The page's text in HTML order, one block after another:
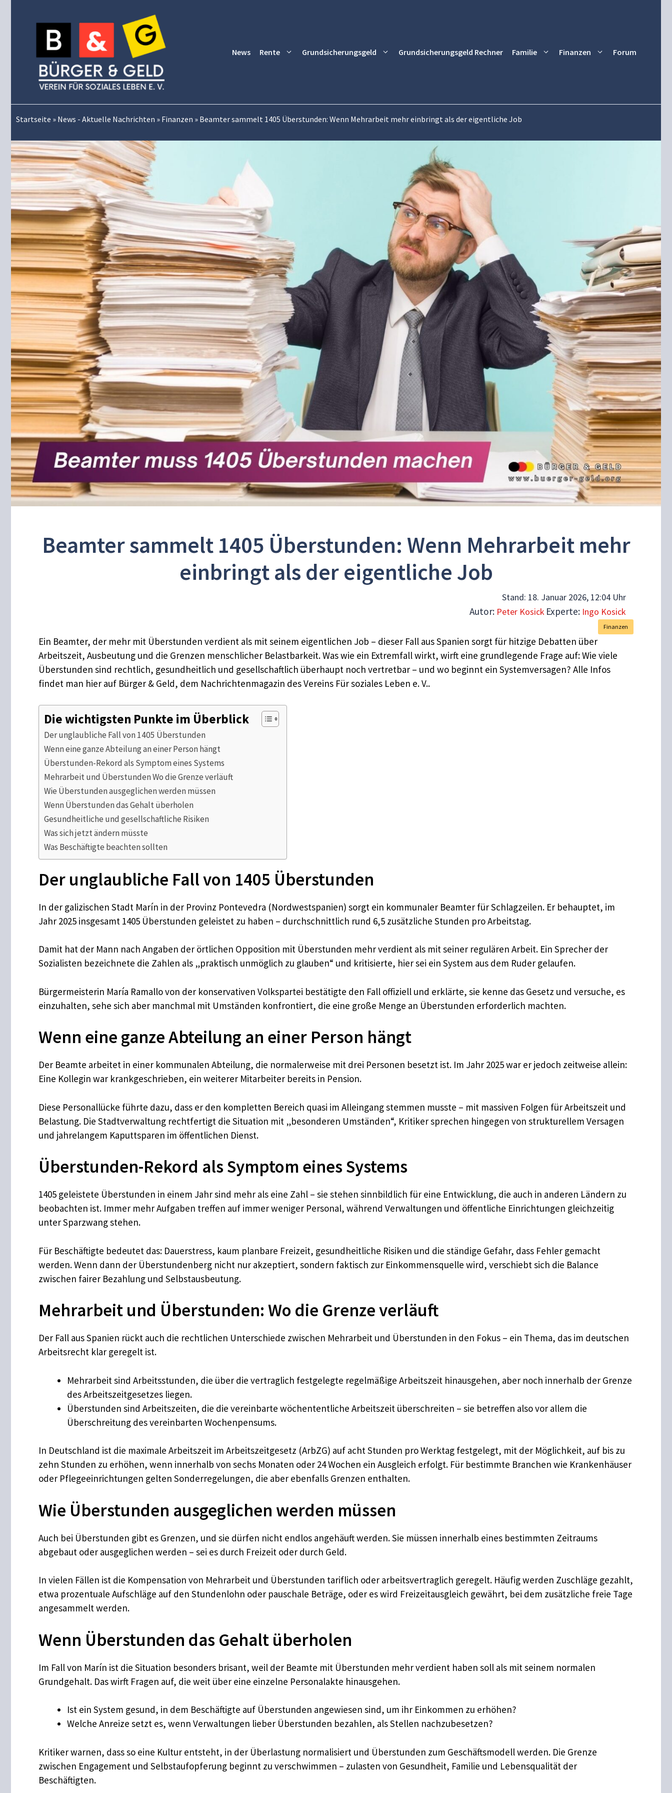
News Rente Grundsicherungsgeld Grundsicherungsgeld Rechner Familie Finanzen Forum
Startseite » News - Aktuelle Nachrichten » Finanzen » Beamter sammelt 1405 Überstunden: Wenn Mehrarbeit mehr einbringt als der eigentliche Job
Beamter sammelt 1405 Überstunden: Wenn Mehrarbeit mehr
einbringt als der eigentliche Job
Stand: 18. Januar 2026, 12:04 Uhr
Autor: Peter Kosick Experte: Ingo Kosick
Finanzen
Ein Beamter, der mehr mit Überstunden verdient als mit seinem eigentlichen Job – dieser Fall aus Spanien sorgt für hitzige Debatten über
Arbeitszeit, Ausbeutung und die Grenzen menschlicher Belastbarkeit. Was wie ein Extremfall wirkt, wirft eine grundlegende Frage auf: Wie viele
Überstunden sind rechtlich, gesundheitlich und gesellschaftlich überhaupt noch vertretbar – und wo beginnt ein Systemversagen? Alle Infos
findet man hier auf Bürger & Geld, dem Nachrichtenmagazin des Vereins Für soziales Leben e. V..
Die wichtigsten Punkte im Überblick
Der unglaubliche Fall von 1405 Überstunden
Wenn eine ganze Abteilung an einer Person hängt
Überstunden-Rekord als Symptom eines Systems
Mehrarbeit und Überstunden Wo die Grenze verläuft
Wie Überstunden ausgeglichen werden müssen
Wenn Überstunden das Gehalt überholen
Gesundheitliche und gesellschaftliche Risiken
Was sich jetzt ändern müsste
Was Beschäftigte beachten sollten
Der unglaubliche Fall von 1405 Überstunden
In der galizischen Stadt Marín in der Provinz Pontevedra (Nordwestspanien) sorgt ein kommunaler Beamter für Schlagzeilen. Er behauptet, im
Jahr 2025 insgesamt 1405 Überstunden geleistet zu haben – durchschnittlich rund 6,5 zusätzliche Stunden pro Arbeitstag.
Damit hat der Mann nach Angaben der örtlichen Opposition mit Überstunden mehr verdient als mit seiner regulären Arbeit. Ein Sprecher der
Sozialisten bezeichnete die Zahlen als „praktisch unmöglich zu glauben“ und kritisierte, hier sei ein System aus dem Ruder gelaufen.
Bürgermeisterin María Ramallo von der konservativen Volkspartei bestätigte den Fall offiziell und erklärte, sie kenne das Gesetz und versuche, es
einzuhalten, sehe sich aber manchmal mit Umständen konfrontiert, die eine große Menge an Überstunden erforderlich machten.
Wenn eine ganze Abteilung an einer Person hängt
Der Beamte arbeitet in einer kommunalen Abteilung, die normalerweise mit drei Personen besetzt ist. Im Jahr 2025 war er jedoch zeitweise allein:
Eine Kollegin war krankgeschrieben, ein weiterer Mitarbeiter bereits in Pension.
Diese Personallücke führte dazu, dass er den kompletten Bereich quasi im Alleingang stemmen musste – mit massiven Folgen für Arbeitszeit und
Belastung. Die Stadtverwaltung rechtfertigt die Situation mit „besonderen Umständen“, Kritiker sprechen hingegen von strukturellem Versagen
und jahrelangem Kaputtsparen im öffentlichen Dienst.
Überstunden-Rekord als Symptom eines Systems
1405 geleistete Überstunden in einem Jahr sind mehr als eine Zahl – sie stehen sinnbildlich für eine Entwicklung, die auch in anderen Ländern zu
beobachten ist. Immer mehr Aufgaben treffen auf immer weniger Personal, während Verwaltungen und öffentliche Einrichtungen gleichzeitig
unter Sparzwang stehen.
Für Beschäftigte bedeutet das: Dauerstress, kaum planbare Freizeit, gesundheitliche Risiken und die ständige Gefahr, dass Fehler gemacht
werden. Wenn dann der Überstundenberg nicht nur akzeptiert, sondern faktisch zur Einkommensquelle wird, verschiebt sich die Balance
zwischen fairer Bezahlung und Selbstausbeutung.
Mehrarbeit und Überstunden: Wo die Grenze verläuft
Der Fall aus Spanien rückt auch die rechtlichen Unterschiede zwischen Mehrarbeit und Überstunden in den Fokus – ein Thema, das im deutschen
Arbeitsrecht klar geregelt ist.
Mehrarbeit sind Arbeitsstunden, die über die vertraglich festgelegte regelmäßige Arbeitszeit hinausgehen, aber noch innerhalb der Grenze
des Arbeitszeitgesetzes liegen.
Überstunden sind Arbeitszeiten, die die vereinbarte wöchententliche Arbeitszeit überschreiten – sie betreffen also vor allem die
Überschreitung des vereinbarten Wochenpensums.
In Deutschland ist die maximale Arbeitszeit im Arbeitszeitgesetz (ArbZG) auf acht Stunden pro Werktag festgelegt, mit der Möglichkeit, auf bis zu
zehn Stunden zu erhöhen, wenn innerhalb von sechs Monaten oder 24 Wochen ein Ausgleich erfolgt. Für bestimmte Branchen wie Krankenhäuser
oder Pflegeeinrichtungen gelten Sonderregelungen, die aber ebenfalls Grenzen enthalten.
Wie Überstunden ausgeglichen werden müssen
Auch bei Überstunden gibt es Grenzen, und sie dürfen nicht endlos angehäuft werden. Sie müssen innerhalb eines bestimmten Zeitraums
abgebaut oder ausgeglichen werden – sei es durch Freizeit oder durch Geld.
In vielen Fällen ist die Kompensation von Mehrarbeit und Überstunden tariflich oder arbeitsvertraglich geregelt. Häufig werden Zuschläge gezahlt,
etwa prozentuale Aufschläge auf den Stundenlohn oder pauschale Beträge, oder es wird Freizeitausgleich gewährt, bei dem zusätzliche freie Tage
angesammelt werden.
Wenn Überstunden das Gehalt überholen
Im Fall von Marín ist die Situation besonders brisant, weil der Beamte mit Überstunden mehr verdient haben soll als mit seinem normalen
Grundgehalt. Das wirft Fragen auf, die weit über eine einzelne Personalakte hinausgehen.
Ist ein System gesund, in dem Beschäftigte auf Überstunden angewiesen sind, um ihr Einkommen zu erhöhen?
Welche Anreize setzt es, wenn Verwaltungen lieber Überstunden bezahlen, als Stellen nachzubesetzen?
Kritiker warnen, dass so eine Kultur entsteht, in der Überlastung normalisiert und Überstunden zum Geschäftsmodell werden. Die Grenze
zwischen Engagement und Selbstaufopferung beginnt zu verschwimmen – zulasten von Gesundheit, Familie und Lebensqualität der
Beschäftigten.